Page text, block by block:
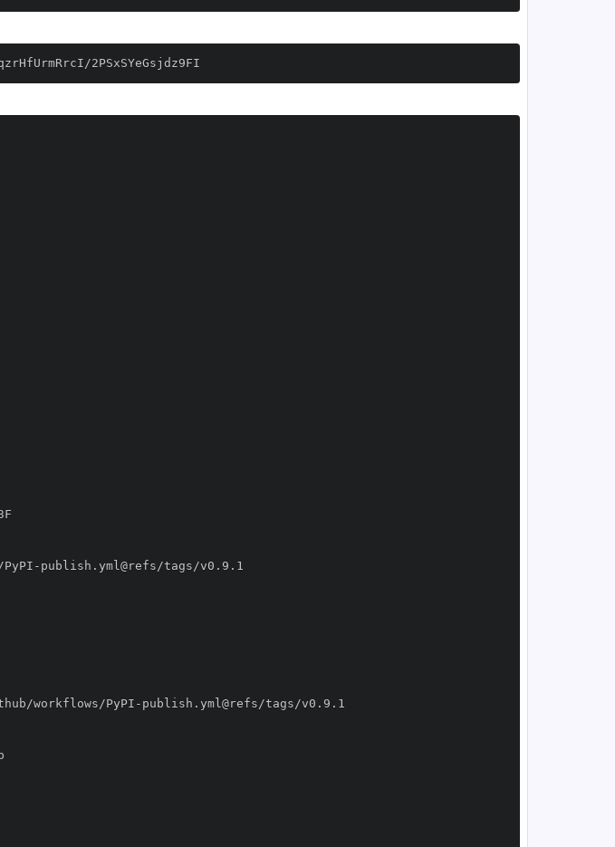
2PSxSYeGsjdz9FI
-
workflows/PyPI-